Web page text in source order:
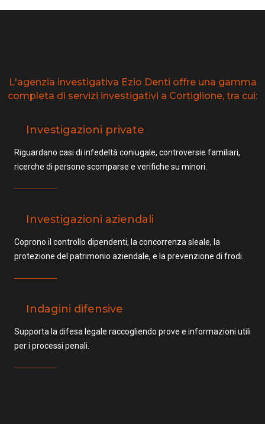
L'agenzia investigativa Ezio Denti offre una gamma
completa di servizi investigativi a Cortiglione, tra cui:
Investigazioni private
Riguardano casi di infedeltà coniugale, controversie familiari,
ricerche di persone scomparse e verifiche su minori.
Investigazioni aziendali
Coprono il controllo dipendenti, la concorrenza sleale, la
protezione del patrimonio aziendale, e la prevenzione di frodi.
Indagini difensive
Supporta la difesa legale raccogliendo prove e informazioni utili
per i processi penali.